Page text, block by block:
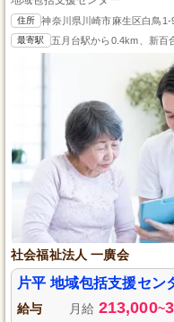
住所 神奈川県川崎市麻生区白鳥1-
最寄駅 五月台駅から0.4km、新百
社会福祉法人 一廣会
片平 地域包括支援セン
給与 月給 213,000~